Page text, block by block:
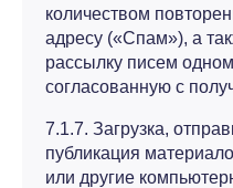
количеством
адресу («Спам»), а
рассылку писем
согласованную с
7.1.7. Загрузка,
публикация
или другие